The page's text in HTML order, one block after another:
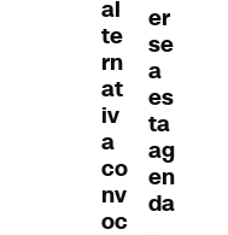
al
te
rn
at
iv
a
co
nv
oc
er
se
a
es
ta
ag
en
da